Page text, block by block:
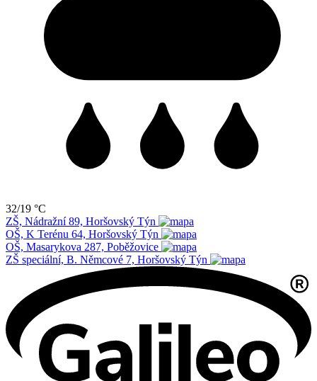
32/19 °C
ZŠ, Nádražní 89, Horšovský Týn
OŠ, K Terénu 64, Horšovský Týn
OŠ, Masarykova 287, Poběžovice
ZŠ speciální, B. Němcové 7, Horšovský Týn